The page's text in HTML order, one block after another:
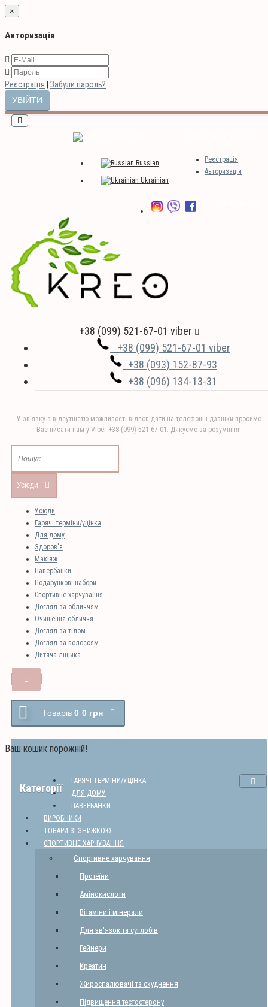
×
Авторизація
Реєстрація Забули пароль?
Реєстрація
Авторизація
Russian
Ukrainian
+38 (099) 521-67-01 viber
+38 (099) 521-67-01 viber
+38 (093) 152-87-93
+38 (096) 134-13-31
У зв'язку з відсутністю можливості відповідати на телефонні дзвінки просимо
Вас писати нам у Viber +38 (099) 521-67-01. Дякуємо за розуміння!
Усюди
Усюди
Гарячі терміни/уцінка
Для дому
Здоров'я
Макіяж
Павербанки
Подарункові набори
Спортивне харчування
Догляд за обличчям
Очищення обличчя
Догляд за тілом
Догляд за волоссям
Дитяча лінійка
Tоварів 0 0 грн
Ваш кошик порожній!
Категорії
ГАРЯЧІ ТЕРМІНИ/УЦІНКА
ДЛЯ ДОМУ
ПАВЕРБАНКИ
ВИРОБНИКИ
ТОВАРИ ЗІ ЗНИЖКОЮ
СПОРТИВНЕ ХАРЧУВАННЯ
Спортивне харчування
Протеїни
Амінокислоти
Вітаміни і мінерали
Для зв'язок та суглобів
Гейнери
Креатин
Жироспалювачі та схуднення
Підвищення тестостерону